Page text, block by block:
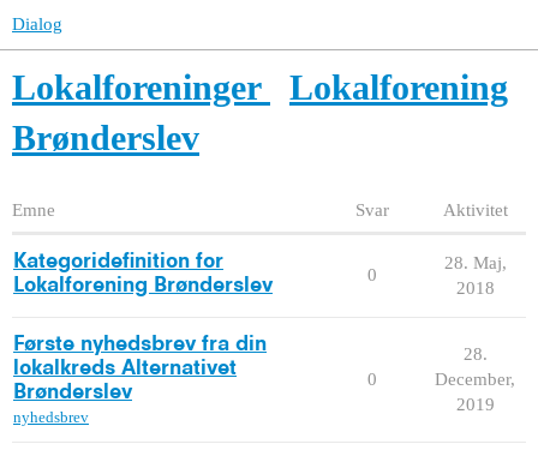
Dialog
Lokalforeninger
Lokalforening
Brønderslev
Emne Svar Aktivitet
Kategoridefinition for
Lokalforening Brønderslev
0
28. Maj,
2018
Første nyhedsbrev fra din
lokalkreds Alternativet
Brønderslev
nyhedsbrev
0
28.
December,
2019